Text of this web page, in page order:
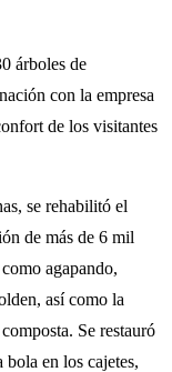
árboles de
con la empresa
de los visitantes
se rehabilitó el
de más de 6 mil
agapando,
así como la
Se restauró
en los cajetes,